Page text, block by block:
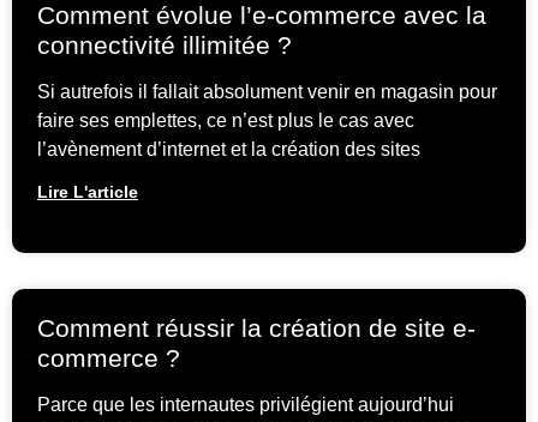
Comment évolue l’e-commerce avec la
connectivité illimitée ?
Si autrefois il fallait absolument venir en magasin pour
faire ses emplettes, ce n’est plus le cas avec
l’avènement d’internet et la création des sites
Lire L'article
Comment réussir la création de site e-
commerce ?
Parce que les internautes privilégient aujourd’hui